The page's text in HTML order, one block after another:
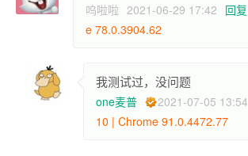
呜啦啦 2021-06-29 17:42 回复
e 78.0.3904.62
我测试过，没问题
one麦普 2021-07-05 13:54
10 | Chrome 91.0.4472.77